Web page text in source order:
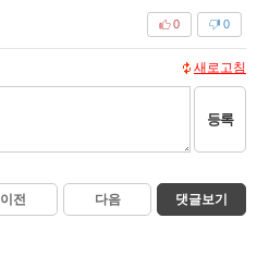
0
0
새로고침
등록
이전 다음 댓글보기